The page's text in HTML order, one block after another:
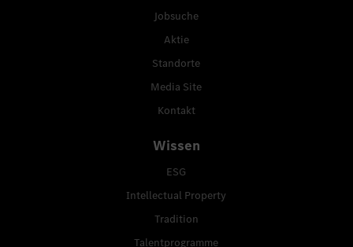
Jobsuche
Aktie
Standorte
Media Site
Kontakt
Wissen
ESG
Intellectual Property
Tradition
Talentprogramme